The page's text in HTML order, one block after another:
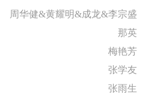
周华健&黄耀明&成龙&李宗盛
那英
梅艳芳
张学友
张雨生